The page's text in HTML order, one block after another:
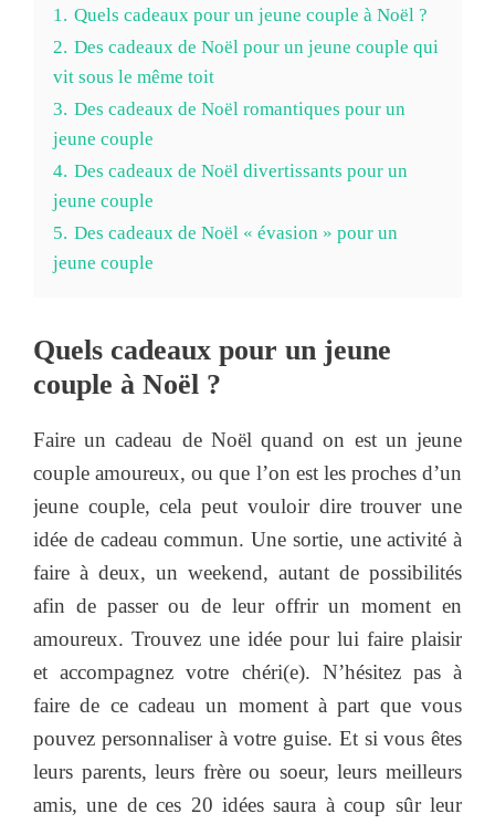
1. Quels cadeaux pour un jeune couple à Noël ?
2. Des cadeaux de Noël pour un jeune couple qui
vit sous le même toit
3. Des cadeaux de Noël romantiques pour un
jeune couple
4. Des cadeaux de Noël divertissants pour un
jeune couple
5. Des cadeaux de Noël « évasion » pour un
jeune couple
Quels cadeaux pour un jeune
couple à Noël ?
Faire un cadeau de Noël quand on est un jeune
couple amoureux, ou que l’on est les proches d’un
jeune couple, cela peut vouloir dire trouver une
idée de cadeau commun. Une sortie, une activité à
faire à deux, un weekend, autant de possibilités
afin de passer ou de leur offrir un moment en
amoureux. Trouvez une idée pour lui faire plaisir
et accompagnez votre chéri(e). N’hésitez pas à
faire de ce cadeau un moment à part que vous
pouvez personnaliser à votre guise. Et si vous êtes
leurs parents, leurs frère ou soeur, leurs meilleurs
amis, une de ces 20 idées saura à coup sûr leur